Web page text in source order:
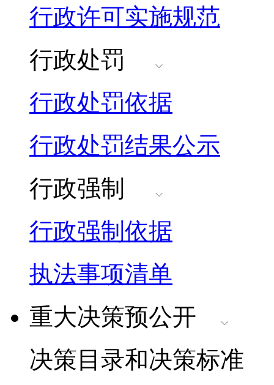
行政许可实施规范
行政处罚
行政处罚依据
行政处罚结果公示
行政强制
行政强制依据
执法事项清单
重大决策预公开
决策目录和决策标准